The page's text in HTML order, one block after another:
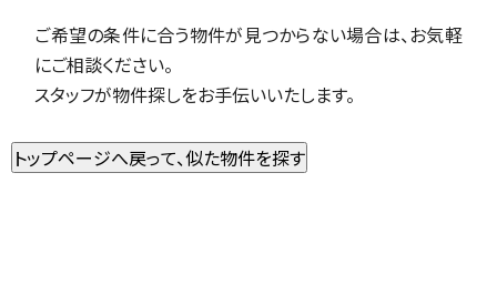
ご希望の条件に合う物件が見つからない場合は、お気軽
にご相談ください。
スタッフが物件探しをお手伝いいたします。